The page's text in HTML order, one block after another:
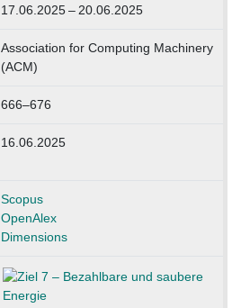
17.06.2025 – 20.06.2025
Association for Computing Machinery
(ACM)
666–676
16.06.2025
Scopus
OpenAlex
Dimensions